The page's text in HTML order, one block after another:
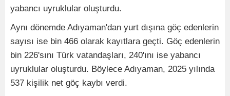
yabancı uyruklular oluşturdu.
Aynı dönemde Adıyaman'dan yurt dışına göç edenlerin
sayısı ise bin 466 olarak kayıtlara geçti. Göç edenlerin
bin 226'sını Türk vatandaşları, 240'ını ise yabancı
uyruklular oluşturdu. Böylece Adıyaman, 2025 yılında
537 kişilik net göç kaybı verdi.